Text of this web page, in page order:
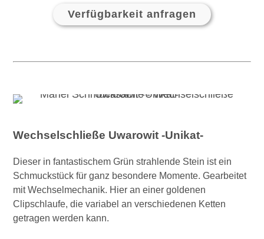
Verfügbarkeit anfragen
Wechselschließe Uwarowit -Unikat-
Dieser in fantastischem Grün strahlende Stein ist ein
Schmuckstück für ganz besondere Momente. Gearbeitet
mit Wechselmechanik. Hier an einer goldenen
Clipschlaufe, die variabel an verschiedenen Ketten
getragen werden kann.